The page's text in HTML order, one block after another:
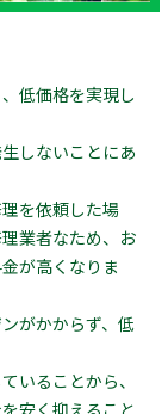
低価格を実現し
しないことにあ
を依頼した場
業者なため、お
が高くなりま
がかからず、低
いることから、
安く抑えること